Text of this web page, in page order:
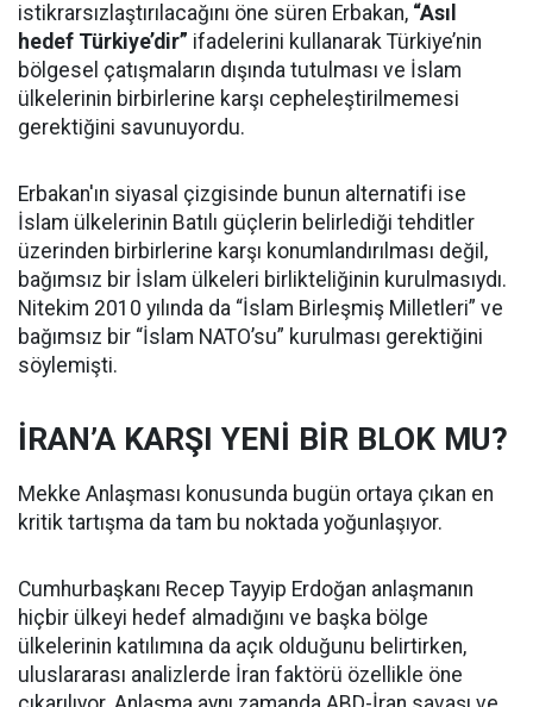
istikrarsızlaştırılacağını öne süren Erbakan, “Asıl
hedef Türkiye’dir” ifadelerini kullanarak Türkiye’nin
bölgesel çatışmaların dışında tutulması ve İslam
ülkelerinin birbirlerine karşı cepheleştirilmemesi
gerektiğini savunuyordu.
Erbakan'ın siyasal çizgisinde bunun alternatifi ise
İslam ülkelerinin Batılı güçlerin belirlediği tehditler
üzerinden birbirlerine karşı konumlandırılması değil,
bağımsız bir İslam ülkeleri birlikteliğinin kurulmasıydı.
Nitekim 2010 yılında da “İslam Birleşmiş Milletleri” ve
bağımsız bir “İslam NATO’su” kurulması gerektiğini
söylemişti.
İRAN’A KARŞI YENİ BİR BLOK MU?
Mekke Anlaşması konusunda bugün ortaya çıkan en
kritik tartışma da tam bu noktada yoğunlaşıyor.
Cumhurbaşkanı Recep Tayyip Erdoğan anlaşmanın
hiçbir ülkeyi hedef almadığını ve başka bölge
ülkelerinin katılımına da açık olduğunu belirtirken,
uluslararası analizlerde İran faktörü özellikle öne